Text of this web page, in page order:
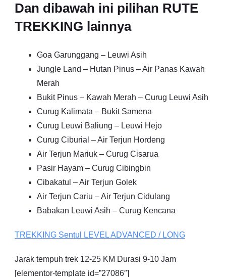
Dan dibawah ini pilihan RUTE
TREKKING lainnya
Goa Garunggang – Leuwi Asih
Jungle Land – Hutan Pinus – Air Panas Kawah
Merah
Bukit Pinus – Kawah Merah – Curug Leuwi Asih
Curug Kalimata – Bukit Samena
Curug Leuwi Baliung – Leuwi Hejo
Curug Ciburial – Air Terjun Hordeng
Air Terjun Mariuk – Curug Cisarua
Pasir Hayam – Curug Cibingbin
Cibakatul – Air Terjun Golek
Air Terjun Cariu – Air Terjun Cidulang
Babakan Leuwi Asih – Curug Kencana
TREKKING Sentul LEVEL ADVANCED / LONG
Jarak tempuh trek 12-25 KM Durasi 9-10 Jam
[elementor-template id=”27086″]